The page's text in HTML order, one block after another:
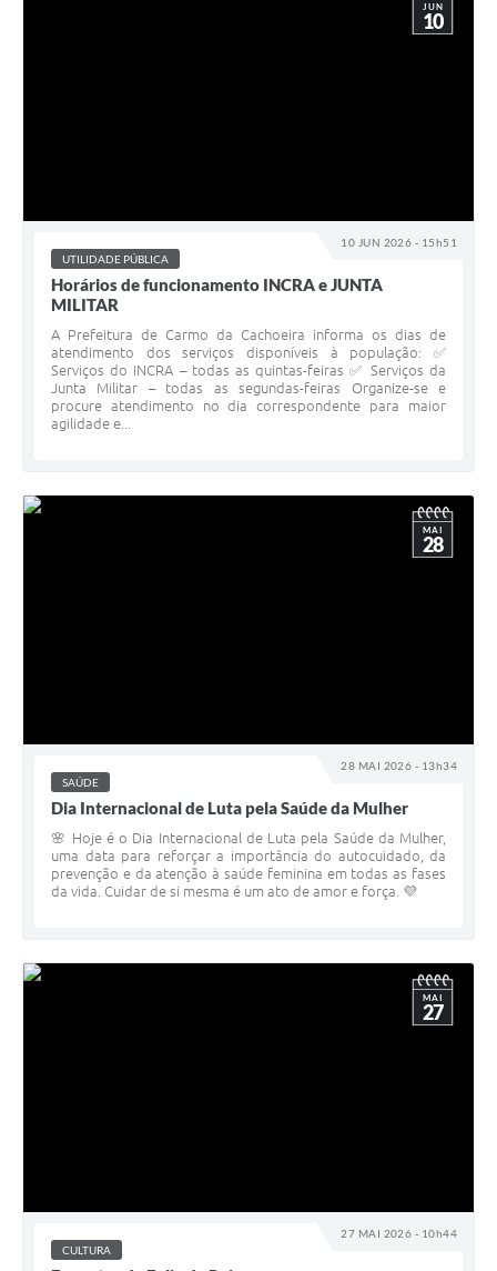
10 JUN 2026 - 15h51
JUN
10
UTILIDADE PÚBLICA
Horários de funcionamento INCRA e JUNTA
MILITAR
A Prefeitura de Carmo da Cachoeira informa os dias de
atendimento dos serviços disponíveis à população: ✅
Serviços do INCRA – todas as quintas-feiras ✅ Serviços da
Junta Militar – todas as segundas-feiras Organize-se e
procure atendimento no dia correspondente para maior
agilidade e...
28 MAI 2026 - 13h34
MAI
28
SAÚDE
Dia Internacional de Luta pela Saúde da Mulher
🌸 Hoje é o Dia Internacional de Luta pela Saúde da Mulher,
uma data para reforçar a importância do autocuidado, da
prevenção e da atenção à saúde feminina em todas as fases
da vida. Cuidar de si mesma é um ato de amor e força. 💜
27 MAI 2026 - 10h44
MAI
27
CULTURA